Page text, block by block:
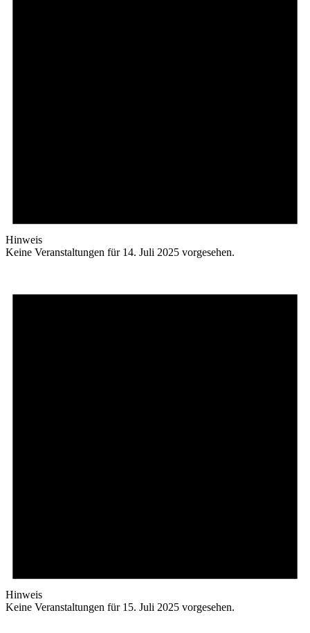
Hinweis
Keine Veranstaltungen für 14. Juli 2025 vorgesehen.
Hinweis
Keine Veranstaltungen für 15. Juli 2025 vorgesehen.